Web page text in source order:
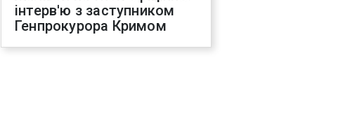
інтерв'ю з заступником
Генпрокурора Кримом